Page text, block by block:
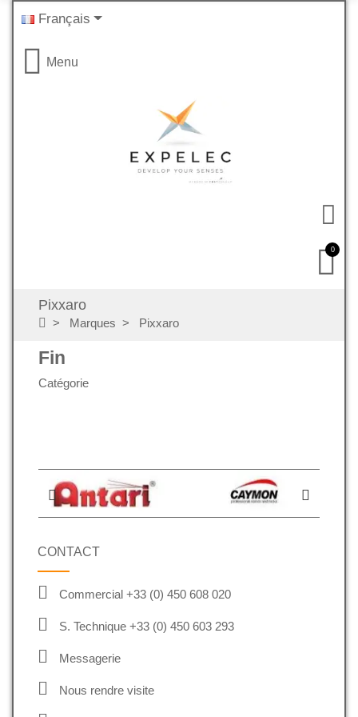
Français
Menu
0
Pixxaro
Marques Pixxaro
Fin
Catégorie
CONTACT
Commercial +33 (0) 450 608 020
S. Technique +33 (0) 450 603 293
Messagerie
Nous rendre visite